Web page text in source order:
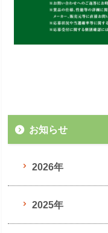
お知らせ
2026年
2025年